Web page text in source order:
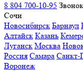
8 804 700-10-95
Сочи
Новосибирск Барнаул
Алтайск Казань
Луганск Москва
Россия Самара Санкт-
Воронеж